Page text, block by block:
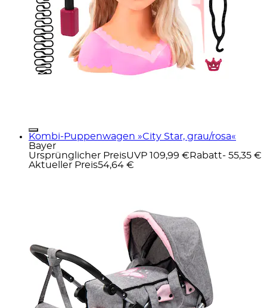
Kombi-Puppenwagen »City Star, grau/rosa«
Bayer
Ursprünglicher PreisUVP 109,99 € Rabatt- 55,35 €
Aktueller Preis54,64 €